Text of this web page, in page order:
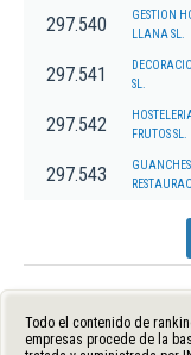
297.540
GESTION
LLANA SL.
297.541
SL.
297.542
FRUTOS SL.
297.543
GUANCHES
Todo el contenido de
empresas procede de la